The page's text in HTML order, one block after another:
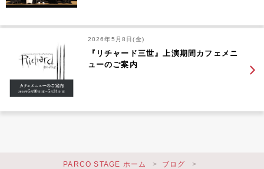
2026年5月8日(金)
『リチャード三世』上演期間カフェメニ
ューのご案内
PARCO STAGE ホーム
ブログ